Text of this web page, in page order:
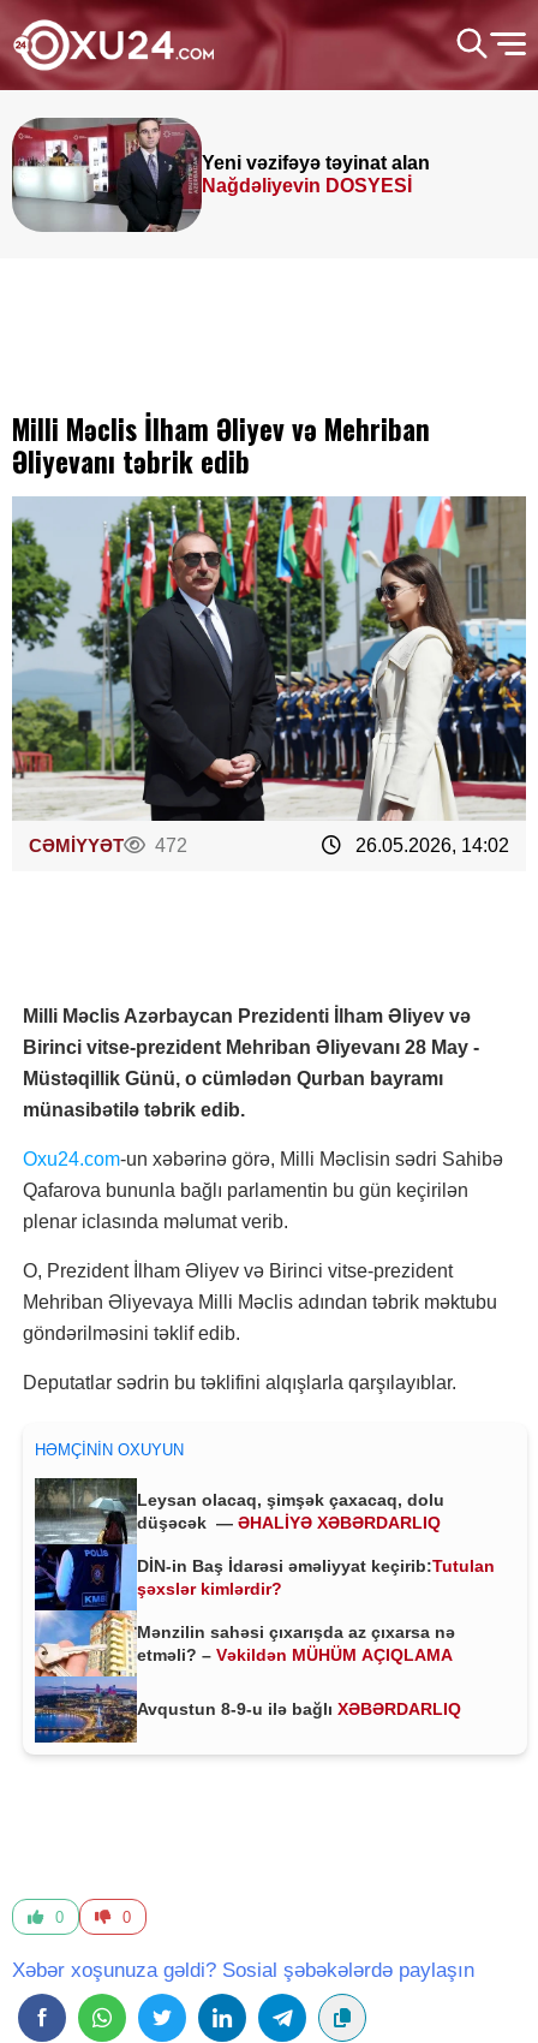
vəzifəyə təyinat alan
DOSYESİ
Milli Məclis İlham Əliyev və Mehriban
Əliyevanı təbrik edib
CƏMİYYƏT 472 26.05.2026, 14:02
Milli Məclis Azərbaycan Prezidenti İlham Əliyev və
Birinci vitse-prezident Mehriban Əliyevanı 28 May -
Müstəqillik Günü, o cümlədən Qurban bayramı
münasibətilə təbrik edib.
Oxu24.com-un xəbərinə görə, Milli Məclisin sədri Sahibə
Qafarova bununla bağlı parlamentin bu gün keçirilən
plenar iclasında məlumat verib.
O, Prezident İlham Əliyev və Birinci vitse-prezident
Mehriban Əliyevaya Milli Məclis adından təbrik məktubu
göndərilməsini təklif edib.
Deputatlar sədrin bu təklifini alqışlarla qarşılayıblar.
HƏMÇININ OXUYUN
Leysan olacaq, şimşək çaxacaq, dolu
düşəcək — ƏHALİYƏ XƏBƏRDARLIQ
DİN-in Baş İdarəsi əməliyyat keçirib:Tutulan
şəxslər kimlərdir?
Mənzilin sahəsi çıxarışda az çıxarsa nə
etməli? – Vəkildən MÜHÜM AÇIQLAMA
Avqustun 8-9-u ilə bağlı XƏBƏRDARLIQ
0 0
Xəbər xoşunuza gəldi? Sosial şəbəkələrdə paylaşın